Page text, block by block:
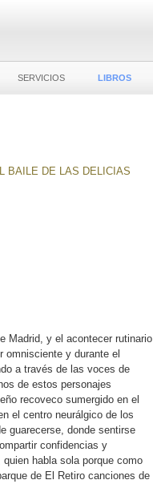
SERVICIOS LIBROS
Madrid, y el acontecer rutinario
omnisciente y durante el
a través de las voces de
de estos personajes
recoveco sumergido en el
el centro neurálgico de los
guarecerse, donde sentirse
confidencias y
habla sola porque como
de El Retiro canciones de